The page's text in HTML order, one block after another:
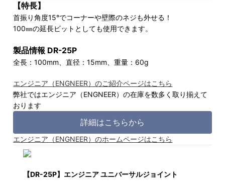
【特長】
首振り角度15°でコーナーや壁際のネジも外せる！
100㎜の延長ビットとしても使用できます。
製品情報 DR-25P
全長：100mm、直径：15mm、重量：60g
エンジニア（ENGNEER）のご紹介ページはこちら
弊社ではエンジニア（ENGNEER）の在庫を数多く取り揃えて
おります
詳細はこちらから
エンジニア（ENGNEER）のホームページはこちら
【DR-25P】エンジニア ユニバーサルジョイント